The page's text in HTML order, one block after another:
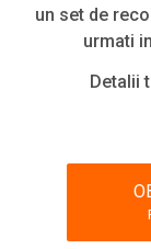
un set de
urmati
Detalii